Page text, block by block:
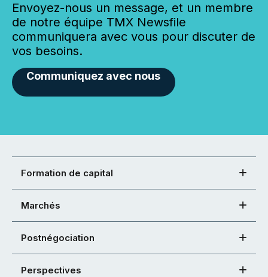
Envoyez-nous un message, et un membre
de notre équipe TMX Newsfile
communiquera avec vous pour discuter de
vos besoins.
Communiquez avec nous
Formation de capital
Marchés
Postnégociation
Perspectives